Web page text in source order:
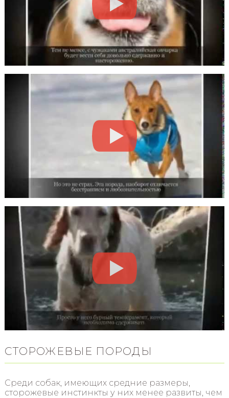
СТОРОЖЕВЫЕ ПОРОДЫ
Среди собак, имеющих средние размеры,
сторожевые инстинкты у них менее развиты, чем